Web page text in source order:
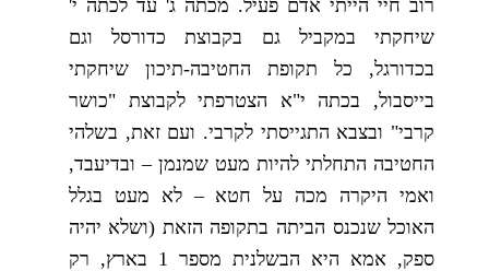
רוב חיי הייתי אדם פעיל. מכתה ג' עד לכתה י'
שיחקתי במקביל גם בקבוצת כדורסל וגם
בכדורגל, כל תקופת החטיבה-תיכון שיחקתי
בייסבול, בכתה י"א הצטרפתי לקבוצת "כושר
קרבי" ובצבא התגייסתי לקרבי. ועם זאת, בשלהי
החטיבה התחלתי להיות מעט שמנמן – ובדיעבד,
ואמי היקרה מכה על חטא – לא מעט בגלל
האוכל שנכנס הביתה בתקופה הזאת (ושלא יהיה
ספק, אמא היא הבשלנית מספר 1 בארץ, רק